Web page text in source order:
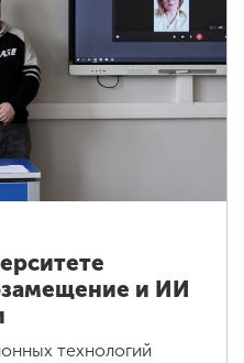
и ИИ
технологий